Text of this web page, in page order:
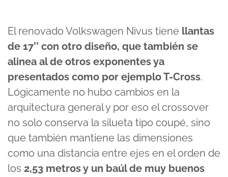
El renovado Volkswagen Nivus tiene llantas
de 17’’ con otro diseño, que también se
alinea al de otros exponentes ya
presentados como por ejemplo T-Cross.
Lógicamente no hubo cambios en la
arquitectura general y por eso el crossover
no solo conserva la silueta tipo coupé, sino
que también mantiene las dimensiones
como una distancia entre ejes en el orden de
los 2,53 metros y un baúl de muy buenos